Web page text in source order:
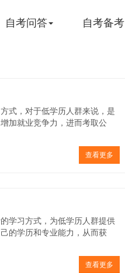
自考问答 自考备考
式，对于低学历人群来说，是
加就业竞争力，进而考取公
查看更多
学习方式，为低学历人群提供
的学历和专业能力，从而获
查看更多